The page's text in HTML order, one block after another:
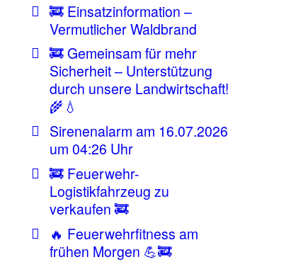
🚒 Einsatzinformation –
Vermutlicher Waldbrand
🚒 Gemeinsam für mehr
Sicherheit – Unterstützung
durch unsere Landwirtschaft!
🌾💧
Sirenenalarm am 16.07.2026
um 04:26 Uhr
🚒 Feuerwehr-
Logistikfahrzeug zu
verkaufen 🚒
🔥 Feuerwehrfitness am
frühen Morgen 💪🚒